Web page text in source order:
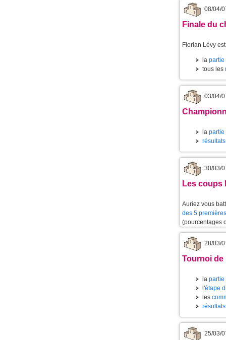
08/04/
Finale du
Florian Lévy
la partie
tous les
03/04/
la partie
30/03/
Les coups
Auriez vous
des 5
(pourcentages
28/03/
Tournoi de
la partie
l'étape
les
25/03/